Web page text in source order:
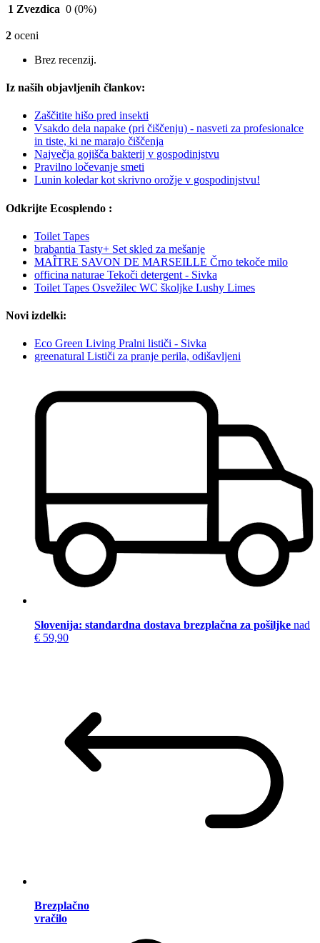
1 Zvezdica 0 (0%)
2 oceni
Brez recenzij.
Iz naših objavljenih člankov:
Zaščitite hišo pred insekti
Vsakdo dela napake (pri čiščenju) - nasveti za profesionalce
in tiste, ki ne marajo čiščenja
Največja gojišča bakterij v gospodinjstvu
Pravilno ločevanje smeti
Lunin koledar kot skrivno orožje v gospodinjstvu!
Odkrijte Ecosplendo :
Toilet Tapes
brabantia Tasty+ Set skled za mešanje
MAÎTRE SAVON DE MARSEILLE Črno tekoče milo
officina naturae Tekoči detergent - Sivka
Toilet Tapes Osvežilec WC školjke Lushy Limes
Novi izdelki:
Eco Green Living Pralni lističi - Sivka
greenatural Lističi za pranje perila, odišavljeni
Slovenija: standardna dostava brezplačna za pošiljke nad
€ 59,90
Brezplačno
vračilo